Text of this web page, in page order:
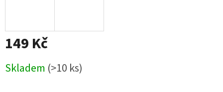
149 Kč
cena:
Skladem (>10 ks)